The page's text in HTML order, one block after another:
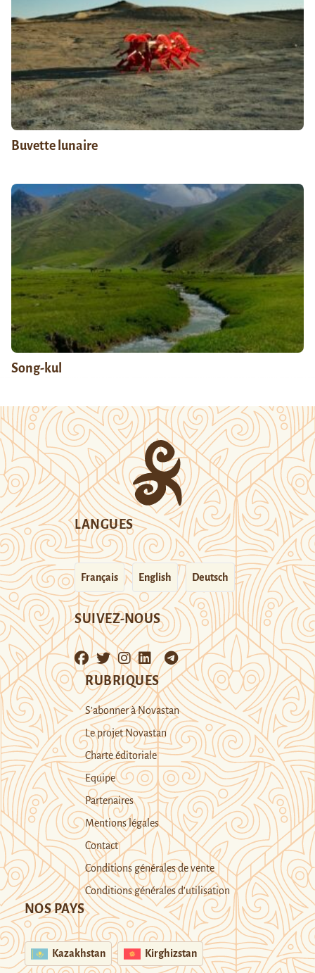
Buvette lunaire
Song-kul
LANGUES
Français English Deutsch
SUIVEZ-NOUS
RUBRIQUES
S’abonner à Novastan
Le projet Novastan
Charte éditoriale
Equipe
Partenaires
Mentions légales
Contact
Conditions générales de vente
Conditions générales d’utilisation
NOS PAYS
Kazakhstan Kirghizstan